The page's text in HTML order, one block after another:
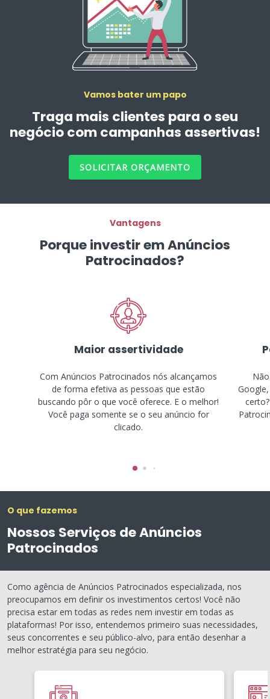
Vamos bater um papo
Traga mais clientes para o seu
negócio com campanhas assertivas!
SOLICITAR ORÇAMENTO
Vantagens
Porque investir em Anúncios
Patrocinados?
Maior assertividade
Com Anúncios Patrocinados nós alcançamos
de forma efetiva as pessoas que estão
buscando pôr o que você oferece. E o melhor!
Você paga somente se o seu anúncio for
clicado.
O que fazemos
Nossos Serviços de Anúncios
Patrocinados
Como agência de Anúncios Patrocinados especializada, nos
preocupamos em definir os investimentos certos! Você não
precisa estar em todas as redes nem investir em todas as
plataformas! Por isso, entendemos primeiro suas necessidades,
seus concorrentes e seu público-alvo, para então desenhar a
melhor estratégia para seu negócio.